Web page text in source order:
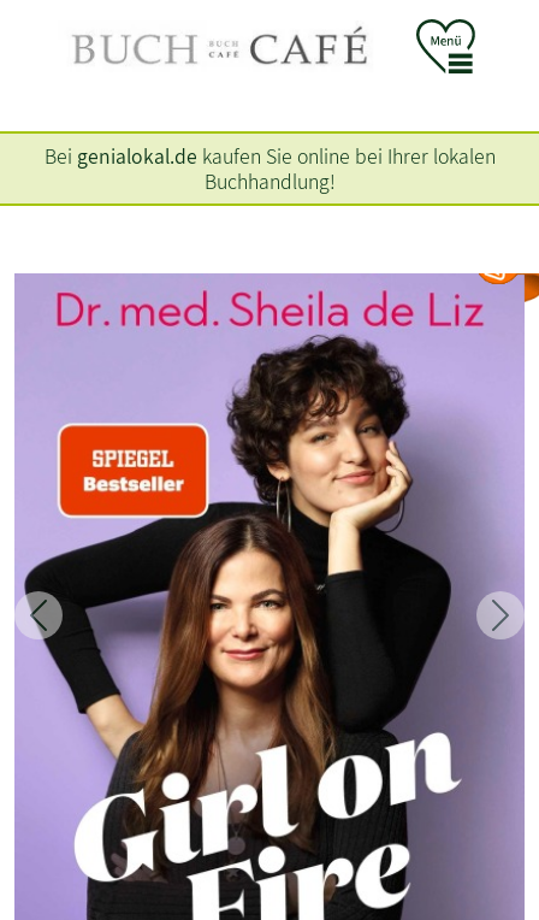
Bei genialokal.de kaufen Sie online bei Ihrer lokalen
Buchhandlung!
Zurück